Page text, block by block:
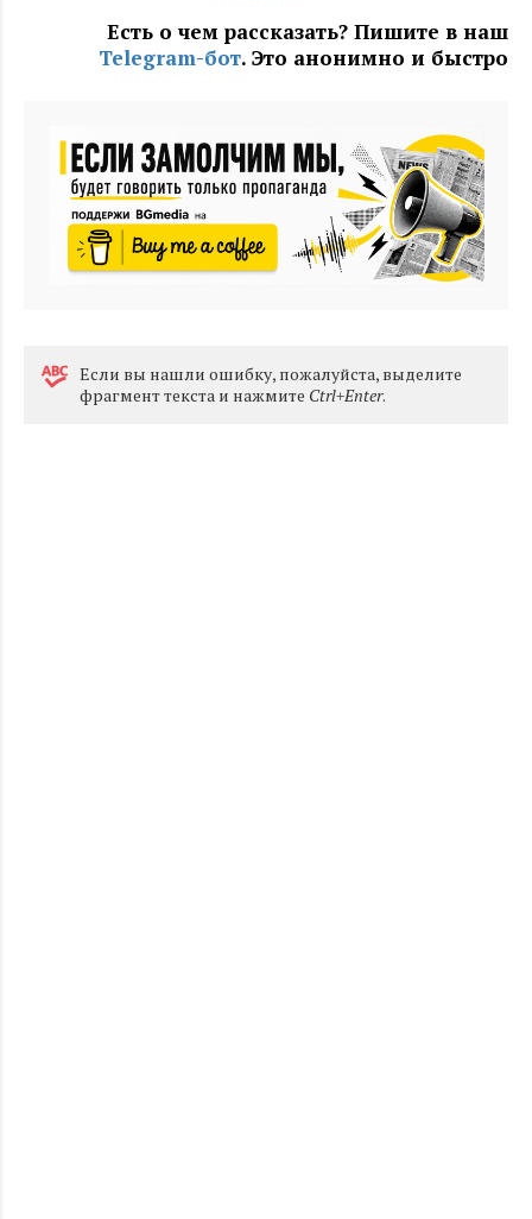
Есть о чем рассказать? Пишите в наш
Telegram-бот. Это анонимно и быстро
Eсли вы нашли ошибку, пожалуйста, выделите
фрагмент текста и нажмите Ctrl+Enter.